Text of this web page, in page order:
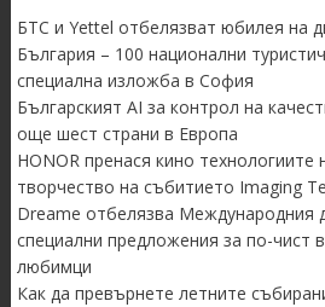
БТС и Yettel отбелязват юбилея на
България – 100 национални
специална изложба в София
Българският AI за контрол на
още шест страни в Европа
HONOR пренася кино
творчество на събитието Imaging
Dreame отбелязва Международния
специални предложения за по-чист
любимци
Как да превърнете летните